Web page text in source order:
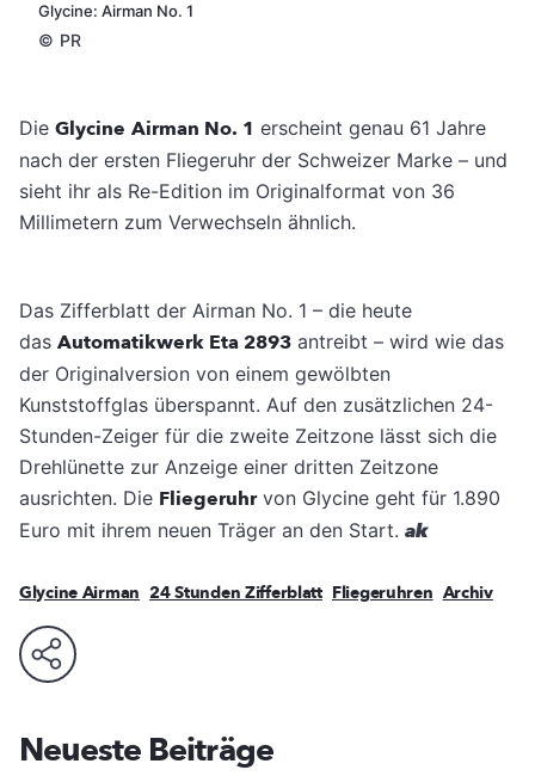
Glycine: Airman No. 1
© PR
Die Glycine Airman No. 1 erscheint genau 61 Jahre
nach der ersten Fliegeruhr der Schweizer Marke – und
sieht ihr als Re-Edition im Originalformat von 36
Millimetern zum Verwechseln ähnlich.
Das Zifferblatt der Airman No. 1 – die heute
das Automatikwerk Eta 2893 antreibt – wird wie das
der Originalversion von einem gewölbten
Kunststoffglas überspannt. Auf den zusätzlichen 24-
Stunden-Zeiger für die zweite Zeitzone lässt sich die
Drehlünette zur Anzeige einer dritten Zeitzone
ausrichten. Die Fliegeruhrvon Glycine geht für 1.890
Euro mit ihrem neuen Träger an den Start. ak
Glycine Airman 24 Stunden Zifferblatt Fliegeruhren Archiv
Neueste Beiträge